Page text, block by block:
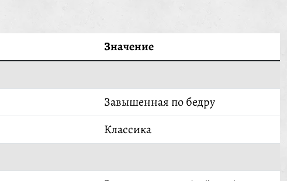
Значение
Завышенная по бедру
Классика